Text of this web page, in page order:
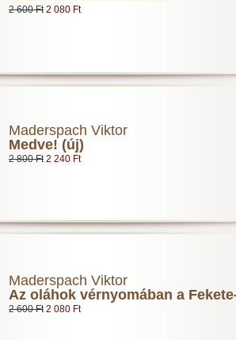
2 600 Ft 2 080 Ft
Maderspach Viktor
Medve! (új)
2 800 Ft 2 240 Ft
Maderspach Viktor
Az oláhok vérnyomában a
2 600 Ft 2 080 Ft